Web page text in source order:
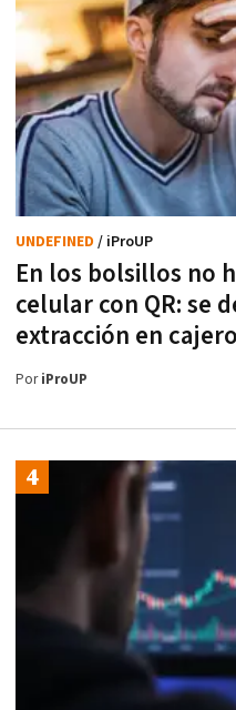
En los bolsillos no
celular con QR: se
extracción en
UNDEFINED / iProUP
PoriProUP